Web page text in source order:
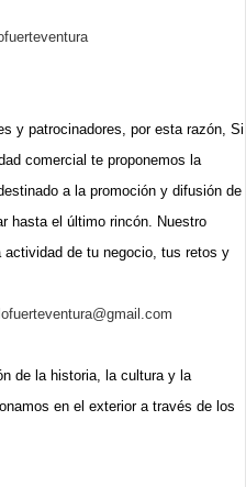
y patrocinadores, por esta razón, Si
comercial te proponemos la
a la promoción y difusión de
hasta el último rincón. Nuestro
de tu negocio, tus retos y
de la historia, la cultura y la
en el exterior a través de los